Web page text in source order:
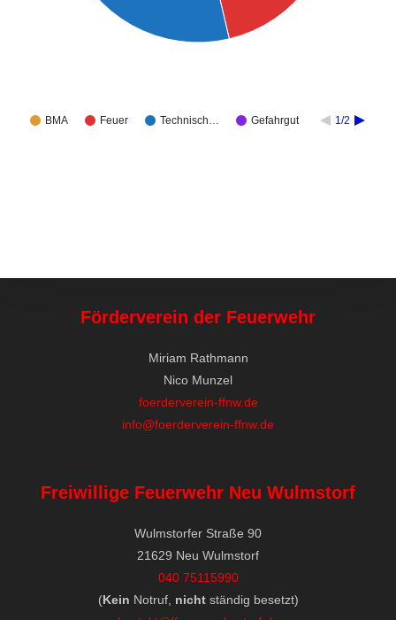
BMA Feuer Technisch… Gefahrgut 1/2
Förderverein der Feuerwehr
Miriam Rathmann
Nico Munzel
foerderverein-ffnw.de
info@foerderverein-ffnw.de
Freiwillige Feuerwehr Neu Wulmstorf
Wulmstorfer Straße 90
21629 Neu Wulmstorf
040 75115990
(Kein Notruf, nicht ständig besetzt)